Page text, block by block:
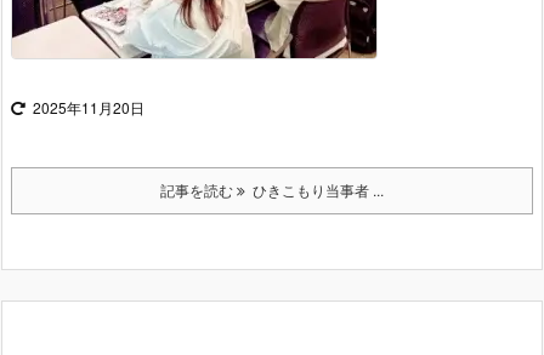
2025年11月20日
記事を読む ひきこもり当事者 ...